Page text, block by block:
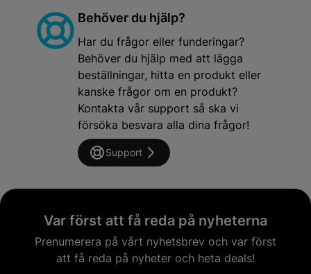
Behöver du hjälp?
Har du frågor eller funderingar?
Behöver du hjälp med att lägga
beställningar, hitta en produkt eller
kanske frågor om en produkt?
Kontakta vår support så ska vi
försöka besvara alla dina frågor!
Support
Var först att få reda på nyheterna
Prenumerera på vårt nyhetsbrev och var först
att få reda på nyheter och heta deals!